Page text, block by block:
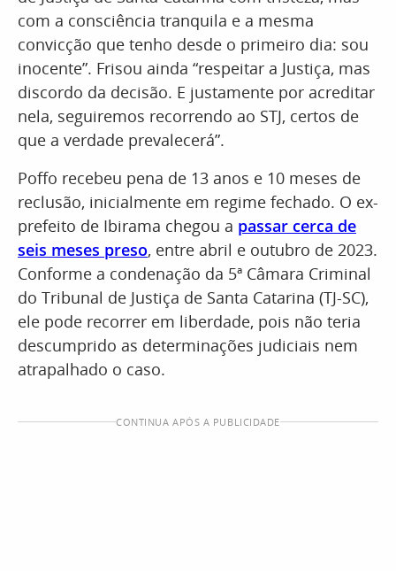
com a consciência tranquila e a mesma
convicção que tenho desde o primeiro dia: sou
inocente”. Frisou ainda “respeitar a Justiça, mas
discordo da decisão. E justamente por acreditar
nela, seguiremos recorrendo ao STJ, certos de
que a verdade prevalecerá”.
Poffo recebeu pena de 13 anos e 10 meses de
reclusão, inicialmente em regime fechado. O ex-
prefeito de Ibirama chegou a passar cerca de
seis meses preso, entre abril e outubro de 2023.
Conforme a condenação da 5ª Câmara Criminal
do Tribunal de Justiça de Santa Catarina (TJ-SC),
ele pode recorrer em liberdade, pois não teria
descumprido as determinações judiciais nem
atrapalhado o caso.
CONTINUA APÓS A PUBLICIDADE